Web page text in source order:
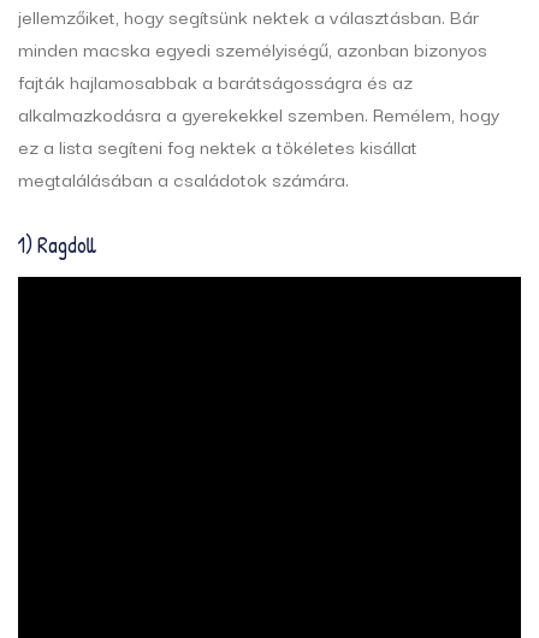
jellemzőiket, hogy segítsünk nektek a választásban. Bár
minden macska egyedi személyiségű, azonban bizonyos
fajták hajlamosabbak a barátságosságra és az
alkalmazkodásra a gyerekekkel szemben. Remélem, hogy
ez a lista segíteni fog nektek a tökéletes kisállat
megtalálásában a családotok számára.
1) Ragdoll